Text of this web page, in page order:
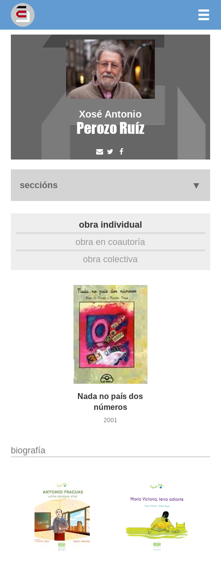
Xosé Antonio
Perozo Ruíz
seccións
outros docs
obra individual
obra en coautoría
obra colectiva
Nada no país dos
números
2001
biografía